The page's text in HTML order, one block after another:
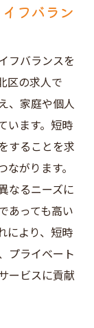
フバラン
フバランスを
区の求人で
、家庭や個人
います。短時
することを求
がります。
なるニーズに
あっても高い
により、短時
プライベート
ービスに貢献